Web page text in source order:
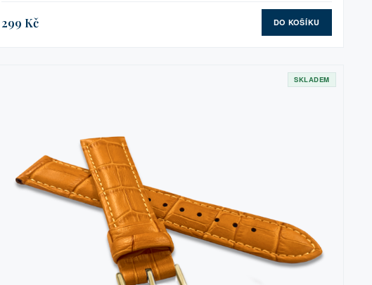
299 Kč DO KOŠÍKU
SKLADEM